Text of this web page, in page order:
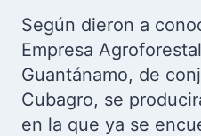
Según dieron a
Empresa
Guantánamo, de
Cubagro, se
en la que ya se